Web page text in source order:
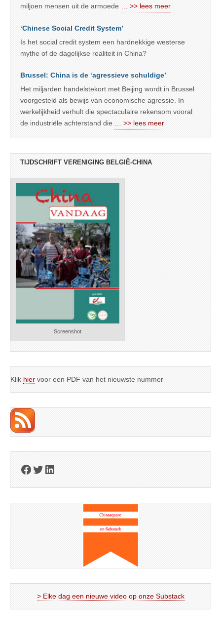
miljoen mensen uit de armoede
… >> lees meer
‘Chinese Social Credit System’
Is het social credit system een hardnekkige westerse
mythe of de dagelijkse realiteit in China?
Brussel: China is de ‘agressieve schuldige’
Het miljarden handelstekort met Beijing wordt in Brussel
voorgesteld als bewijs van economische agressie. In
werkelijkheid verhult die spectaculaire rekensom vooral
de industriële achterstand die
… >> lees meer
TIJDSCHRIFT VERENIGING BELGIË-CHINA
Screenshot
Klik hier voor een PDF van het nieuwste nummer
Facebook
Twitter
LinkedIn
> Elke dag een nieuwe video op onze Substack